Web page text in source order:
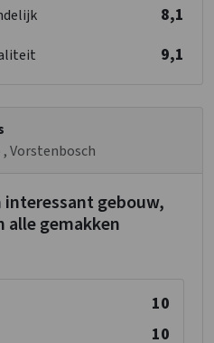
8,1
9,1
, Vorstenbosch
gebouw,
alle gemakken
10
10